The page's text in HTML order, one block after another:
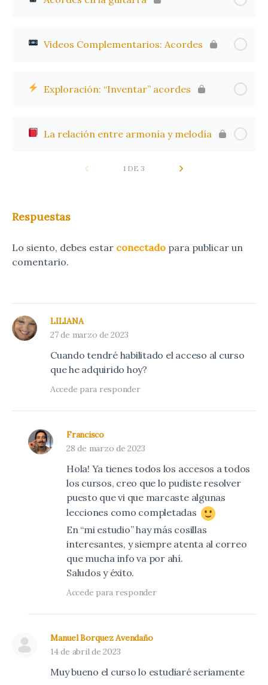
Videos Complementarios: Acordes
Exploración: “Inventar” acordes
La relación entre armonía y melodía
1 DE 3
Respuestas
Lo siento, debes estar conectado para publicar un
comentario.
LILIANA
27 de marzo de 2023
Cuando tendré habilitado el acceso al curso
que he adquirido hoy?
Accede para responder
Francisco
28 de marzo de 2023
Hola! Ya tienes todos los accesos a todos
los cursos, creo que lo pudiste resolver
puesto que vi que marcaste algunas
lecciones como completadas
En “mi estudio” hay más cosillas
interesantes, y siempre atenta al correo
que mucha info va por ahí.
Saludos y éxito.
Accede para responder
Manuel Borquez Avendaño
14 de abril de 2023
Muy bueno el curso lo estudiaré seriamente